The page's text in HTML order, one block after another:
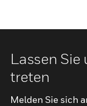
Lassen
treten
Melden Sie sich